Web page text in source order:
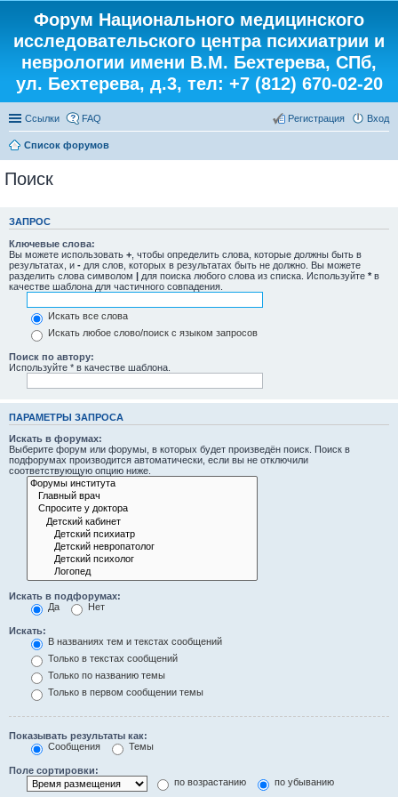
Форум Национального медицинского
исследовательского центра психиатрии и
неврологии имени В.М. Бехтерева, СПб,
ул. Бехтерева, д.3, тел: +7 (812) 670-02-20
Ссылки FAQ Вход
Регистрация
Список форумов
Поиск
ЗАПРОС
Ключевые слова:
Вы можете использовать + , чтобы определить слова, которые должны быть в
результатах, и - для слов, которых в результатах быть не должно. Вы можете
разделить слова символом | для поиска любого слова из списка. Используйте * в
качестве шаблона для частичного совпадения.
Искать все слова
Искать любое слово/поиск с языком запросов
Поиск по автору:
Используйте * в качестве шаблона.
ПАРАМЕТРЫ ЗАПРОСА
Искать в форумах:
Выберите форум или форумы, в которых будет произведён поиск. Поиск в
подфорумах производится автоматически, если вы не отключили
соответствующую опцию ниже.
Искать в подфорумах:
Да
Нет
Искать:
В названиях тем и текстах сообщений
Только в текстах сообщений
Только по названию темы
Только в первом сообщении темы
Показывать результаты как:
Сообщения
Темы
Поле сортировки:
по возрастанию
по убыванию